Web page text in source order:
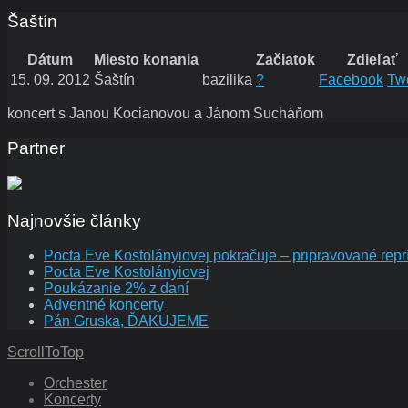
Šaštín
Dátum Miesto konania Začiatok
Zdieľať
15. 09. 2012 Šaštín bazilika ? Facebook
koncert s Janou Kocianovou a Jánom Sucháňom
Partner
Najnovšie články
Pocta Eve Kostolányiovej pokračuje – pripravované
Pocta Eve Kostolányiovej
Poukázanie 2% z daní
Adventné koncerty
Pán Gruska, ĎAKUJEME
ScrollToTop
Orchester
Koncerty